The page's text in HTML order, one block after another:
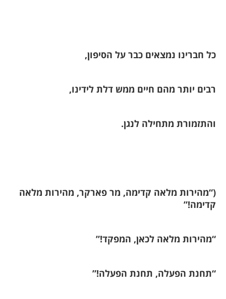
כל חברינו נמצאים כבר על הסיפון,
רבים יותר מהם חיים ממש דלת לידינו,
והתזמורת מתחילה לנגן.
(“מהירות מלאה קדימה, מר פארקר, מהירות מלאה
קדימה!”
“מהירות מלאה לכאן, המפקד!”
“תחנת הפעלה, תחנת הפעלה!”